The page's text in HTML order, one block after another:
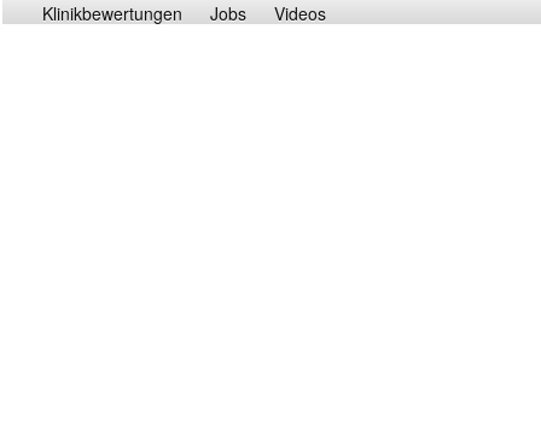
Klinikbewertungen Jobs Videos